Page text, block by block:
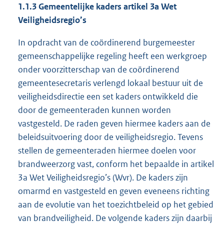
1.1.3 Gemeentelijke kaders artikel 3a Wet
Veiligheidsregio’s
In opdracht van de coördinerend burgemeester
gemeenschappelijke regeling heeft een werkgroep
onder voorzitterschap van de coördinerend
gemeentesecretaris verlengd lokaal bestuur uit de
veiligheidsdirectie een set kaders ontwikkeld die
door de gemeenteraden kunnen worden
vastgesteld. De raden geven hiermee kaders aan de
beleidsuitvoering door de veiligheidsregio. Tevens
stellen de gemeenteraden hiermee doelen voor
brandweerzorg vast, conform het bepaalde in artikel
3a Wet Veiligheidsregio’s (Wvr). De kaders zijn
omarmd en vastgesteld en geven eveneens richting
aan de evolutie van het toezichtbeleid op het gebied
van brandveiligheid. De volgende kaders zijn daarbij